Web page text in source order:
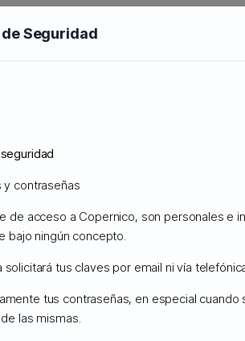
Anuncios
Backups
PARA BACKUPS, MÁS
Seguridad
y contraseñas
de acceso a Copernico, son personales e
bajo ningún concepto.
solicitará tus claves por email ni vía
tus contraseñas, en especial
las mismas.